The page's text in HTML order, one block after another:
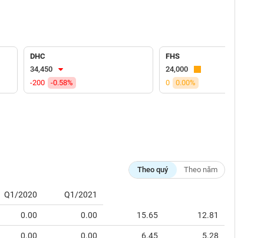
DHC
34,450
-200
-0.58%
FHS
24,000
0
0.00%
Theo quý Theo năm
Q1/2020 Q1/2021
0.00 0.00 15.65 12.81
0.00 0.00 6.45 5.28